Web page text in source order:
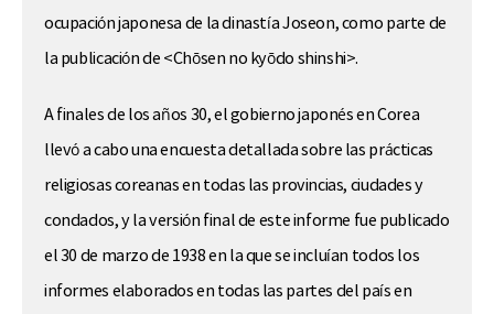
ocupación japonesa de la dinastía Joseon, como parte de
la publicación de <Chōsen no kyōdo shinshi>.
A finales de los años 30, el gobierno japonés en Corea
llevó a cabo una encuesta detallada sobre las prácticas
religiosas coreanas en todas las provincias, ciudades y
condados, y la versión final de este informe fue publicado
el 30 de marzo de 1938 en la que se incluían todos los
informes elaborados en todas las partes del país en